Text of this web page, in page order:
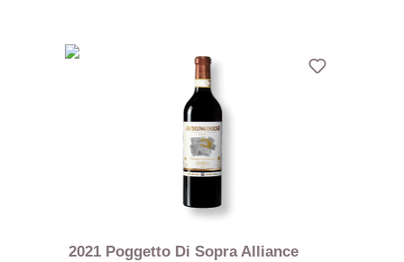
2021 Poggetto Di Sopra Alliance